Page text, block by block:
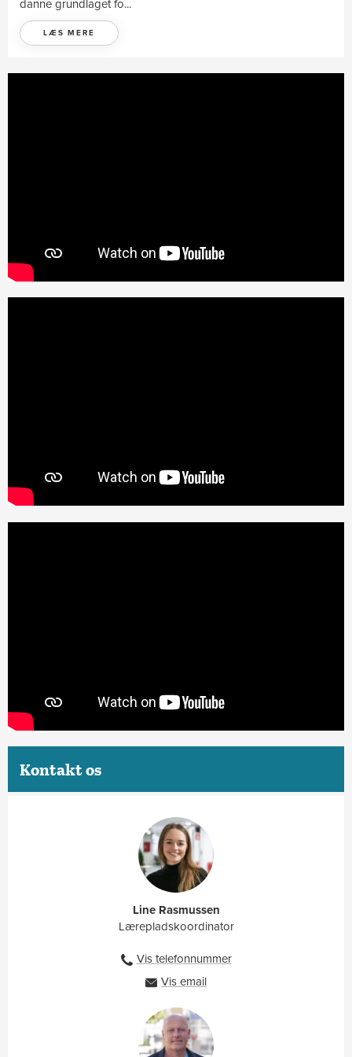
danne grundlaget fo...
LÆS MERE
Kontakt os
Line Rasmussen
Lærepladskoordinator
Vis telefonnummer
27100136
Vis emaillinr@ah.dk